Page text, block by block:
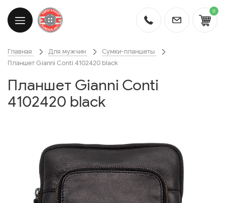
0
Главная Для мужчин
Сумки-планшеты
Планшет Gianni Conti 4102420 black
Планшет Gianni Conti
4102420 black